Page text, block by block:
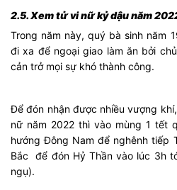
2.5. Xem tử vi nữ kỷ dậu năm
Trong năm này, quý bà sinh năm
đi xa để ngoại giao làm ăn bởi
cản trở mọi sự khó thành công.
Để đón nhận được nhiều vượng
nữ năm 2022 thì vào mùng 1 tết
hướng Đông Nam để nghênh tiếp
Bắc để đón Hỷ Thần vào lúc 3h
ngụ).